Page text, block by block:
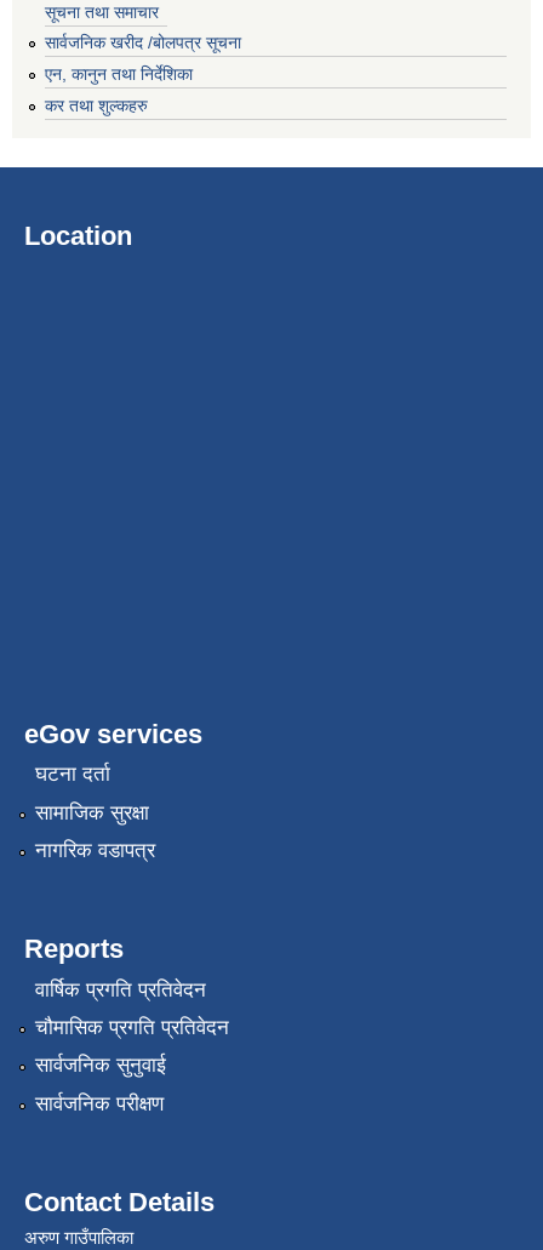
सूचना तथा समाचार
सार्वजनिक खरीद /बोलपत्र सूचना
एन, कानुन तथा निर्देशिका
कर तथा शुल्कहरु
Location
eGov services
घटना दर्ता
सामाजिक सुरक्षा
नागरिक वडापत्र
Reports
वार्षिक प्रगति प्रतिवेदन
चौमासिक प्रगति प्रतिवेदन
सार्वजनिक सुनुवाई
सार्वजनिक परीक्षण
Contact Details
अरुण गाउँपालिका